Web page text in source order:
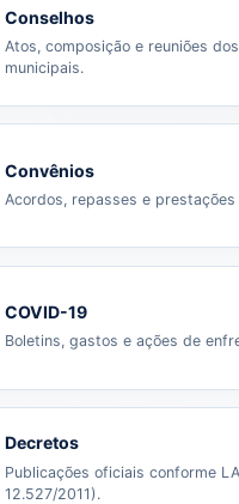
Conselhos
Atos, composição e reuniões
municipais.
Convênios
Acordos, repasses e prestações
COVID-19
Boletins, gastos e ações de
Decretos
Publicações oficiais conforme
12.527/2011).